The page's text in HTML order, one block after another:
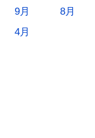
9月
8月
4月